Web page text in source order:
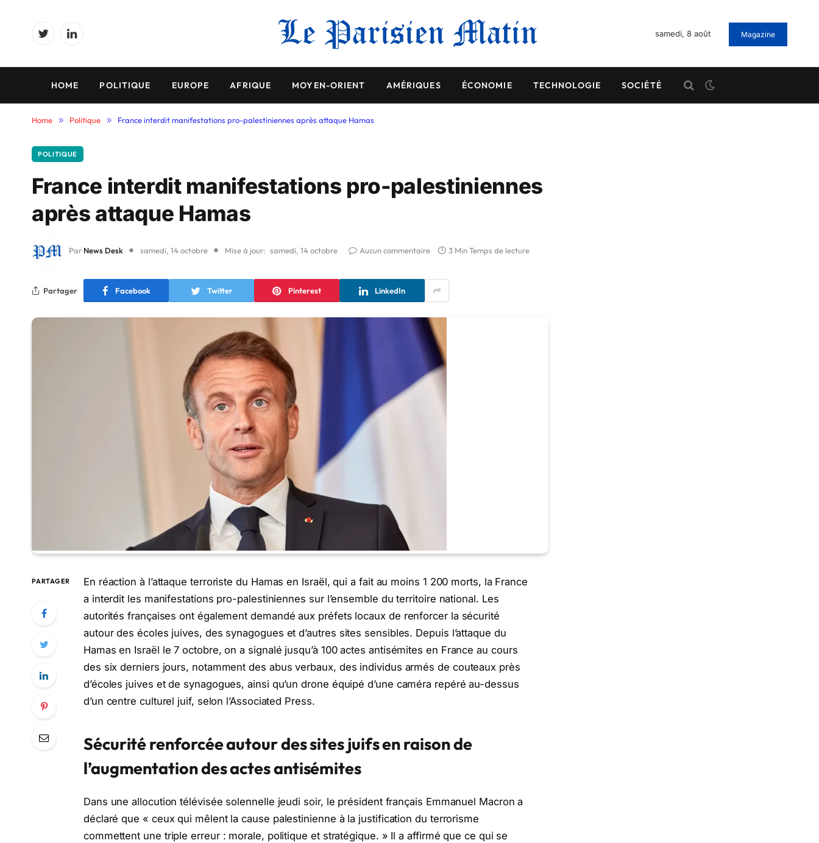
TwitterLinkedIn
samedi, 8 août Magazine
HOME POLITIQUE EUROPE AFRIQUE MOYEN-ORIENT AMÉRIQUES ÉCONOMIE TECHNOLOGIE SOCIÉTÉ
Home » Politique » France interdit manifestations pro-palestiniennes après attaque Hamas
POLITIQUE
France interdit manifestations pro-palestiniennes
après attaque Hamas
Par News Desk samedi, 14 octobre Mise à jour: samedi, 14 octobre Aucun commentaire 3 Min Temps de lecture
Partager Facebook Twitter Pinterest LinkedIn
PARTAGER
En réaction à l’attaque terroriste du Hamas en Israël, qui a fait au moins 1 200 morts, la France
a interdit les manifestations pro-palestiniennes sur l’ensemble du territoire national. Les
autorités françaises ont également demandé aux préfets locaux de renforcer la sécurité
autour des écoles juives, des synagogues et d’autres sites sensibles. Depuis l’attaque du
Hamas en Israël le 7 octobre, on a signalé jusqu’à 100 actes antisémites en France au cours
des six derniers jours, notamment des abus verbaux, des individus armés de couteaux près
d’écoles juives et de synagogues, ainsi qu’un drone équipé d’une caméra repéré au-dessus
d’un centre culturel juif, selon l’Associated Press.
Sécurité renforcée autour des sites juifs en raison de
l’augmentation des actes antisémites
Dans une allocution télévisée solennelle jeudi soir, le président français Emmanuel Macron a
déclaré que « ceux qui mêlent la cause palestinienne à la justification du terrorisme
commettent une triple erreur : morale, politique et stratégique. » Il a affirmé que ce qui se